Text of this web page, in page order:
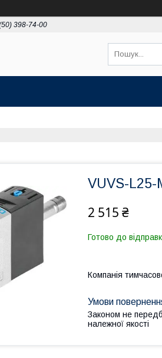
398-74-00
VUVS-L25-
2 515 ₴
Готово до
Компанія
Законом не
належної якості